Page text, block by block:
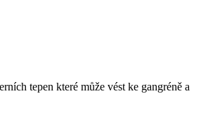
tepen které může vést ke gangréně a